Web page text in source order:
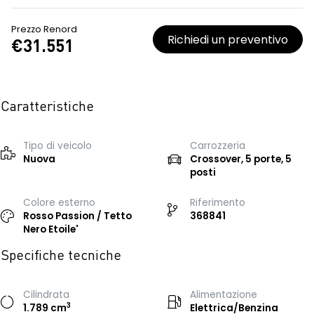
Prezzo Renord
€31.551 Richiedi un preventivo
Caratteristiche
Tipo di veicolo
Nuova
Carrozzeria
Crossover, 5 porte, 5
posti
Colore esterno
Rosso Passion / Tetto
Nero Etoile'
Riferimento
368841
Specifiche tecniche
Cilindrata
1.789 cm3
Alimentazione
Elettrica/Benzina